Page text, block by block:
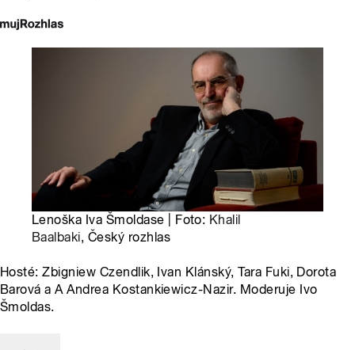
Lenoška Iva Šmoldase | Foto: Khalil
Baalbaki, Český rozhlas
Hosté: Zbigniew Czendlik, Ivan Klánský, Tara Fuki, Dorota
Barová a A Andrea Kostankiewicz-Nazir. Moderuje Ivo
Šmoldas.